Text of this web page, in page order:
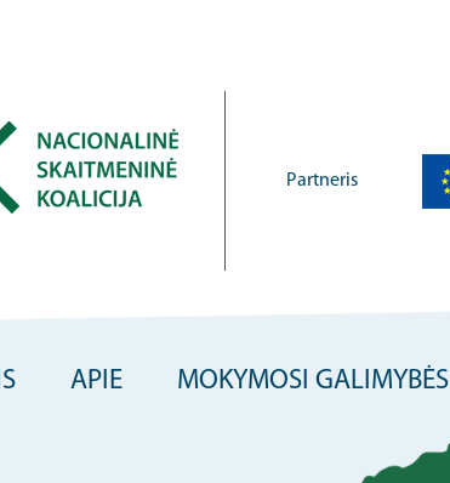
Partneris
APIE MOKYMOSI GALIMYBĖS